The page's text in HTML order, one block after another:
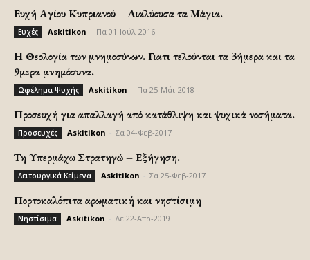
Ευχή Αγίου Κυπριανού – Διαλύουσα τα Μάγια.
Ευχές Askitikon Πα 01-Ιούλ-2016
H Θεολογία των μνημοσύνων. Γιατι τελούνται τα 3ήμερα και τα
9μερα μνημόσυνα.
Ωφέλημα Ψυχής Askitikon Πα 25-Μάι-2018
Προσευχή για απαλλαγή από κατάθλιψη και ψυχικά νοσήματα.
Προσευχές Askitikon Σα 04-Φεβ-2017
Τη Υπερμάχω Στρατηγώ – Εξήγηση.
Λειτουργικά Κείμενα Askitikon Σα 25-Φεβ-2017
Πορτοκαλόπιτα αρωματική και νηστίσιμη
Νηστίσιμα Askitikon Δε 22-Απρ-2019